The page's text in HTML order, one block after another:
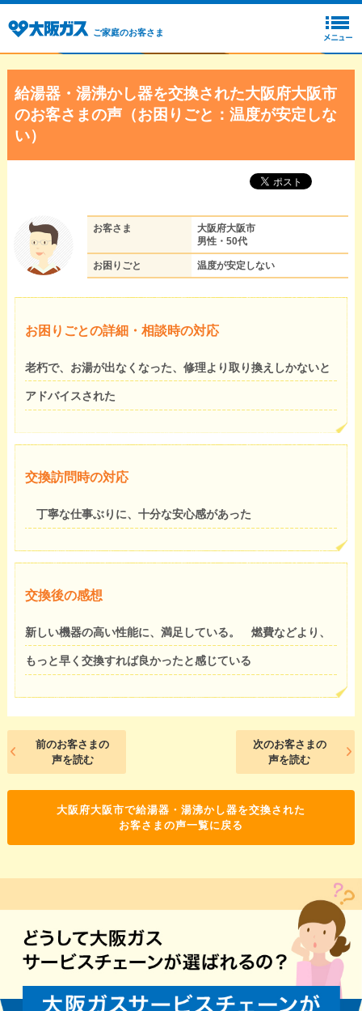
ご家庭のお客さま
給湯器・湯沸かし器を交換された大阪府大阪市
のお客さまの声（お困りごと：温度が安定しな
い）
お客さま
大阪府大阪市
男性・50代
お困りごと 温度が安定しない
お困りごとの詳細・相談時の対応
老朽で、お湯が出なくなった、修理より取り換えしかないと
アドバイスされた
交換訪問時の対応
丁寧な仕事ぶりに、十分な安心感があった
交換後の感想
新しい機器の高い性能に、満足している。 燃費などより、
もっと早く交換すれば良かったと感じている
前のお客さまの
声を読む
次のお客さまの
声を読む
大阪府大阪市で給湯器・湯沸かし器を交換された
お客さまの声一覧に戻る